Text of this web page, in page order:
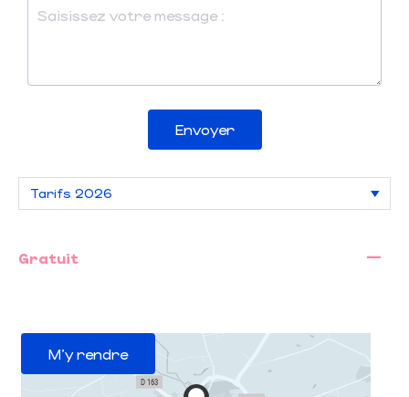
Envoyer
Gratuit —
M'y rendre